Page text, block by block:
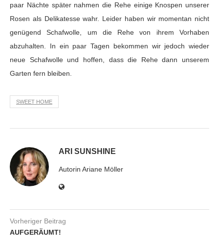
paar Nächte später nahmen die Rehe einige Knospen unserer
Rosen als Delikatesse wahr. Leider haben wir momentan nicht
genügend Schafwolle, um die Rehe von ihrem Vorhaben
abzuhalten. In ein paar Tagen bekommen wir jedoch wieder
neue Schafwolle und hoffen, dass die Rehe dann unserem
Garten fern bleiben.
SWEET HOME
ARI SUNSHINE
Autorin Ariane Möller
Vorheriger Beitrag
AUFGERÄUMT!